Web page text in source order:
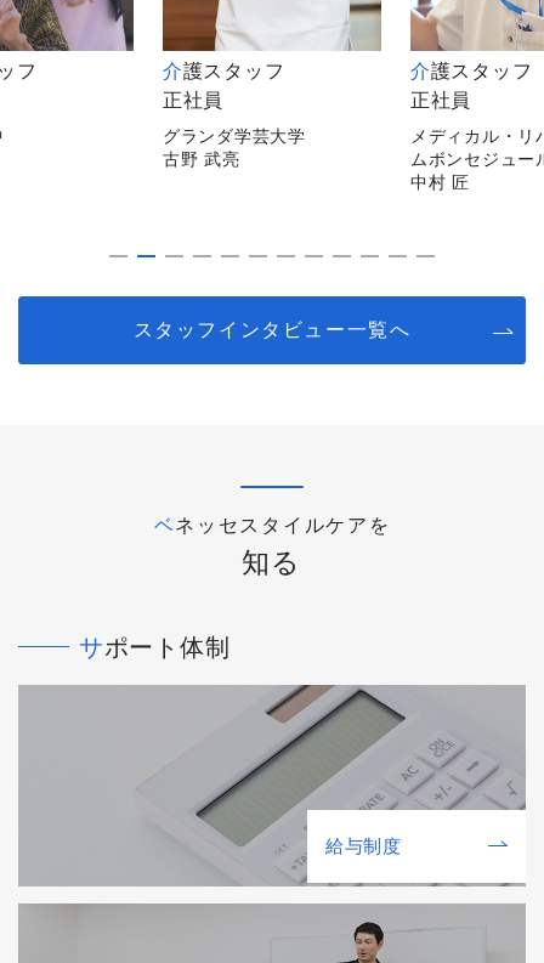
フ
介護スタッフ
正社員
グランダ学芸大学
古野 武亮
介護スタッフ
正社員
メディカル・リ
ムボンセジュー
中村 匠
スタッフインタビュー一覧へ
ベネッセスタイルケアを
知る
サポート体制
給与制度